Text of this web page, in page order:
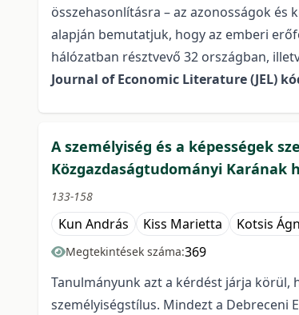
összehasonlításra – az azonosságok
alapján bemutatjuk, hogy az emberi
hálózatban résztvevő 32 országban,
Journal of Economic Literature (JEL)
A személyiség és a képességek
Közgazdaságtudományi
133-158
Kun András Kiss Marietta Kotsis
Megtekintések száma:369
Tanulmányunk azt a kérdést járja körül,
személyiségstílus. Mindezt a Debreceni